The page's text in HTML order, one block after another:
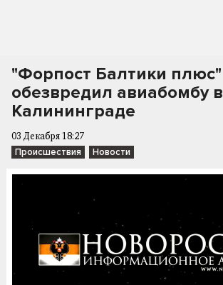
"Форпост Балтики плюс"
обезвредил авиабомбу в
Калининграде
03 Декабря 18:27
Происшествия Новости